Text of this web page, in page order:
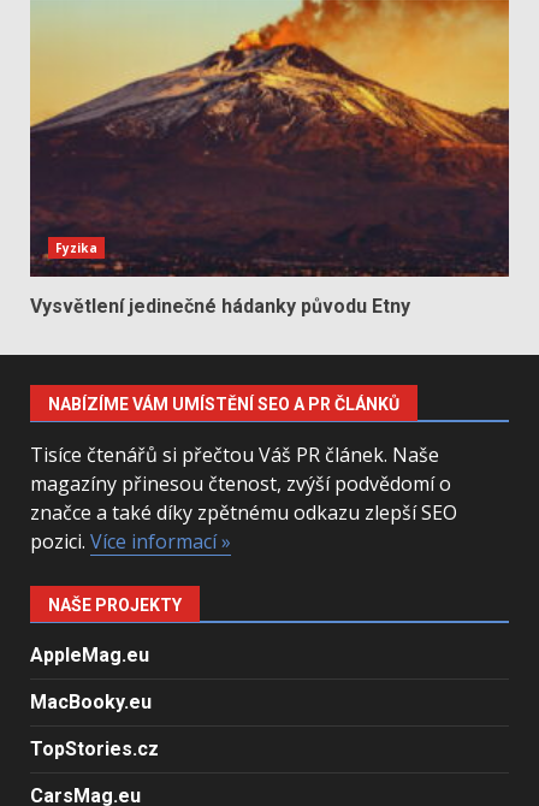
Fyzika
Vysvětlení jedinečné hádanky původu Etny
NABÍZÍME VÁM UMÍSTĚNÍ SEO A PR ČLÁNKŮ
Tisíce čtenářů si přečtou Váš PR článek. Naše
magazíny přinesou čtenost, zvýší podvědomí o
značce a také díky zpětnému odkazu zlepší SEO
pozici. Více informací »
NAŠE PROJEKTY
AppleMag.eu
MacBooky.eu
TopStories.cz
CarsMag.eu